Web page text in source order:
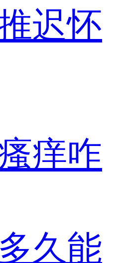
迟怀
痒咋
久能